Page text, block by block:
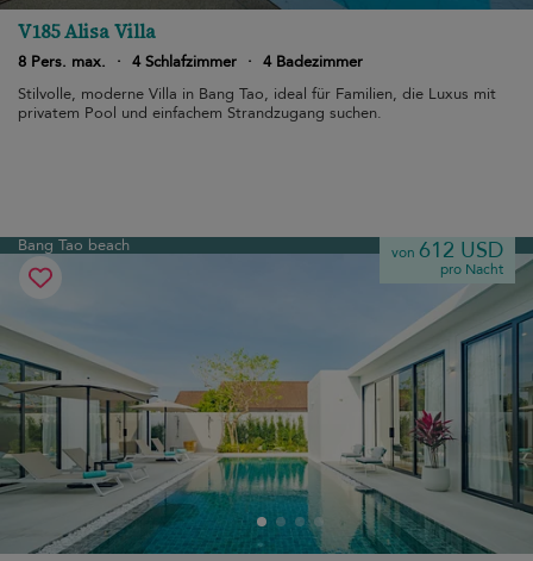
V185 Alisa Villa
8 Pers. max. · 4 Schlafzimmer · 4 Badezimmer
Stilvolle, moderne Villa in Bang Tao, ideal für Familien, die Luxus mit
privatem Pool und einfachem Strandzugang suchen.
Bang Tao beach von 612 USD
pro Nacht